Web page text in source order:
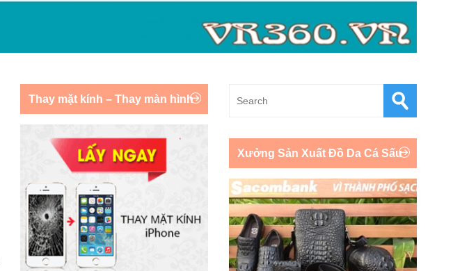
Thay mặt kính – Thay màn hình
Xưởng Sản Xuất Đồ Da Cá Sấu